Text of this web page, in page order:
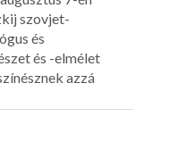
szovjet-
és
és -elmélet
azzá